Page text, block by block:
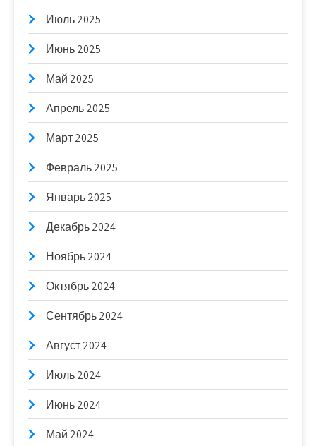
Июль 2025
Июнь 2025
Май 2025
Апрель 2025
Март 2025
Февраль 2025
Январь 2025
Декабрь 2024
Ноябрь 2024
Октябрь 2024
Сентябрь 2024
Август 2024
Июль 2024
Июнь 2024
Май 2024